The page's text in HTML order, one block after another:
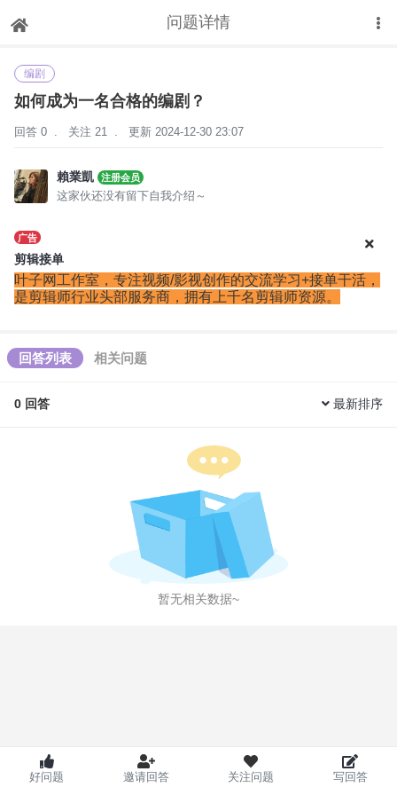
问题详情
下拉刷新
编剧
如何成为一名合格的编剧？
回答 0 . 关注 21 . 更新 2024-12-30 23:07
賴業凱 注册会员
这家伙还没有留下自我介绍～
剪辑接单
叶子网工作室，‌‌专注视频/影视创作的交流学习+接单干活，
是剪辑师行业头部服务商，拥有上千名剪辑师资源。
广告
回答列表 相关问题
0 回答 最新排序
暂无相关数据~
好问题 邀请回答 关注问题 写回答